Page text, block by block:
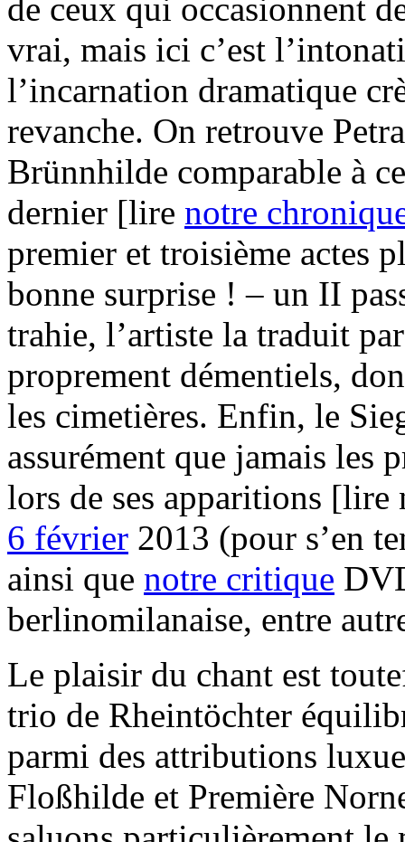
de ceux qui occasionnent
vrai, mais ici c’est
l’incarnation dramatique
revanche. On retrouve
Brünnhilde comparable à
dernier [lire notre
premier et troisième actes
bonne surprise ! – un II
trahie, l’artiste la traduit
proprement démentiels,
les cimetières. Enfin, le
assurément que jamais les
lors de ses apparitions
6 février 2013 (pour s’en
ainsi que notre critique
berlinomilanaise, entre
Le plaisir du chant est
trio de Rheintöchter
parmi des attributions
Floßhilde et Première